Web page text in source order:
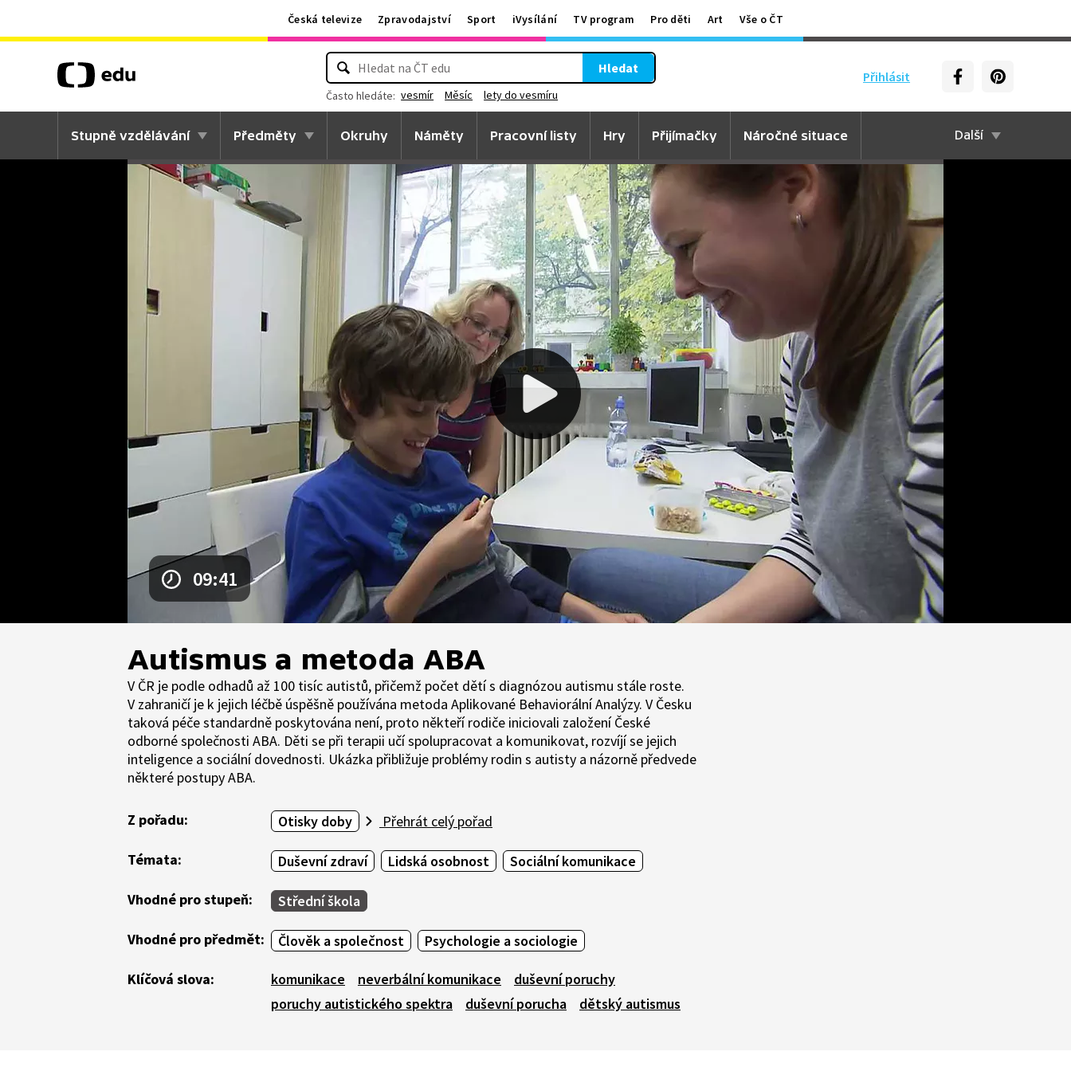
Česká televize Zpravodajství Sport iVysílání TV program Pro děti Art Vše o ČT
Přihlásit
Hledat
Často hledáte: vesmír Měsíc lety do vesmíru
Stupně vzdělávání Předměty Okruhy Náměty Pracovní listy Hry Přijímačky Náročné situace Další
09:41
Autismus a metoda ABA
V ČR je podle odhadů až 100 tisíc autistů, přičemž počet dětí s diagnózou autismu stále roste.
V zahraničí je k jejich léčbě úspěšně používána metoda Aplikované Behaviorální Analýzy. V Česku
taková péče standardně poskytována není, proto někteří rodiče iniciovali založení České
odborné společnosti ABA. Děti se při terapii učí spolupracovat a komunikovat, rozvíjí se jejich
inteligence a sociální dovednosti. Ukázka přibližuje problémy rodin s autisty a názorně předvede
některé postupy ABA.
Z pořadu: Otisky doby Přehrát celý pořad
Témata: Duševní zdraví Lidská osobnost Sociální komunikace
Vhodné pro stupeň: Střední škola
Vhodné pro předmět: Člověk a společnost Psychologie a sociologie
Klíčová slova: komunikace neverbální komunikace
duševní poruchy
poruchy autistického spektra
duševní porucha dětský autismus